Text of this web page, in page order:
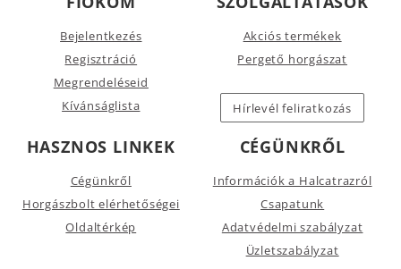
Bejelentkezés
Regisztráció
Megrendeléseid
Kívánságlista
Akciós termékek
Pergető horgászat
Hírlevél feliratkozás
HASZNOS LINKEK
Cégünkről
Horgászbolt elérhetőségei
Oldaltérkép
CÉGÜNKRŐL
Információk a Halcatrazról
Csapatunk
Adatvédelmi szabályzat
Üzletszabályzat